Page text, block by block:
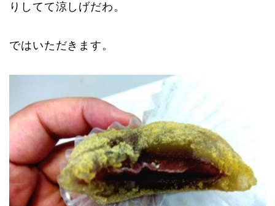
りしてて涼しげだわ。
ではいただきます。